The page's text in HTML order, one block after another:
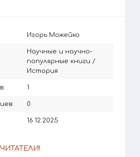
Игорь Можейко
Научные и научно-
популярные книги /
История
1
0
16.12.2025